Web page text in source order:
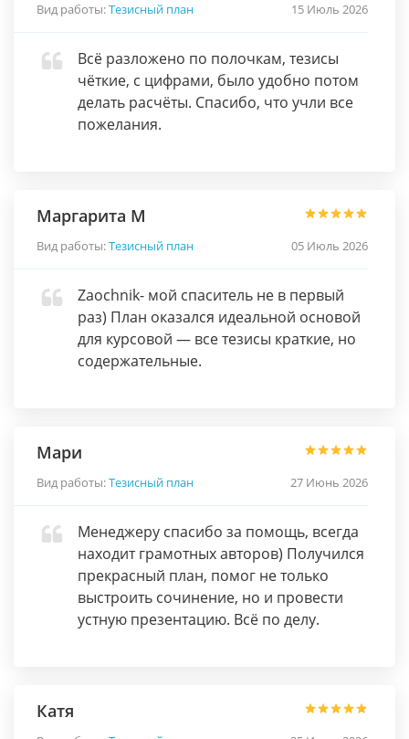
Вид работы:Тезисный план 15 Июль 2026
Всё разложено по полочкам, тезисы
чёткие, с цифрами, было удобно потом
делать расчёты. Спасибо, что учли все
пожелания.
Маргарита М
Вид работы:Тезисный план 05 Июль 2026
Zaochnik- мой спаситель не в первый
раз) План оказался идеальной основой
для курсовой — все тезисы краткие, но
содержательные.
Мари
Вид работы:Тезисный план 27 Июнь 2026
Менеджеру спасибо за помощь, всегда
находит грамотных авторов) Получился
прекрасный план, помог не только
выстроить сочинение, но и провести
устную презентацию. Всё по делу.
Катя